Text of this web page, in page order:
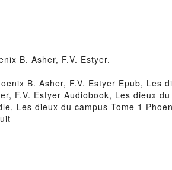
B. Asher, F.V. Estyer.
B. Asher, F.V. Estyer Epub, Les
F.V. Estyer Audiobook, Les dieux du
Les dieux du campus Tome 1